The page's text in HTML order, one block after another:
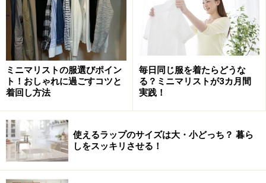
ミニマリストの服選びポイン
ト！おしゃれに過ごすコツと
着回し方法
毎日同じ服を着たらどうな
る？ミニマリストが3カ月間
実践！
使えるラップのサイズは大・小どっち？ 暮ら
しをスッキリさせる！